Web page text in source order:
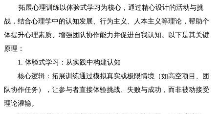
拓展心理训练以体验式学习为核心，通过精心设计的活动与挑
战，结合心理学中的认知发展、行为主义、人本主义等理论，帮助个
体提升心理素质、增强团队协作能力并促进自我认知。以下是其关键
原理：
1. 体验式学习：从实践中构建认知
核心逻辑：拓展训练通过模拟真实或极限情境（如高空项目、团
队协作任务），让参与者直接体验挑战、失败与成功，而非被动接受
理论灌输。